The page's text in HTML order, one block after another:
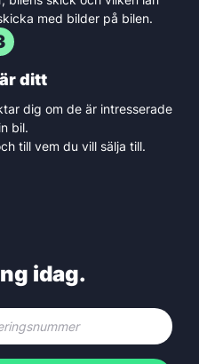
med bilder på bilen.
ditt
dig om de är intresserade
bil.
till vem du vill sälja till.
idag.